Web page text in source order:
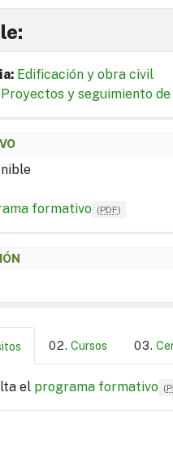
Edificación y obra civil
Proyectos y seguimiento
formativo (PDF)
Cursos
el programa formativo (